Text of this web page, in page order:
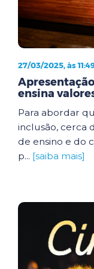
27/03/2025, às
ensina
Para abordar
inclusão, cerca
de ensino e do
p... [saiba mais]